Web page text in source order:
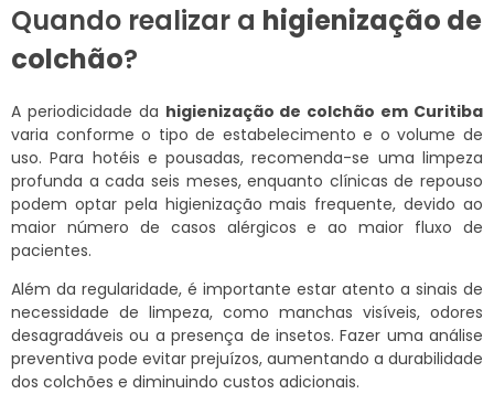
Quando realizar a higienização de
colchão?
A periodicidade da higienização de colchão em Curitiba
varia conforme o tipo de estabelecimento e o volume de
uso. Para hotéis e pousadas, recomenda-se uma limpeza
profunda a cada seis meses, enquanto clínicas de repouso
podem optar pela higienização mais frequente, devido ao
maior número de casos alérgicos e ao maior fluxo de
pacientes.
Além da regularidade, é importante estar atento a sinais de
necessidade de limpeza, como manchas visíveis, odores
desagradáveis ou a presença de insetos. Fazer uma análise
preventiva pode evitar prejuízos, aumentando a durabilidade
dos colchões e diminuindo custos adicionais.